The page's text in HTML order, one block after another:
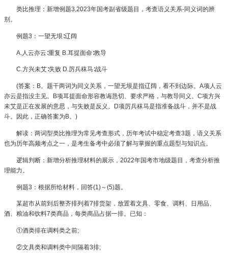
类比推理：新增例题3,2023年国考副省级题目，考查语义关系-同义词的辨
别。
例题3：一望无垠∶辽阔
A.人云亦云∶重复 B.耳提面命∶教导
C.方兴未艾∶失败 D.厉兵秣马∶战斗
(答案：B。题干两词为同义关系，一望无垠是指辽阔，看不到边际。A项人云
亦云是指没主见。B项耳提面命形容教诲恳切、要求严格，与教导同义。C项方兴
未艾是正在发展的意思，与失败是反义。D项厉兵秣马是指准备战斗，并不是战
斗。因此，正确答案为B。)
解读：两词型类比推理为常见考查形式，历年考试中稳定考查3题，语义关系
也为历年高频考点之一，是考生备考中必须了解与掌握的重点题型与知识点。
逻辑判断：新增分析推理材料的展示，2022年国考市地级题目，考查分析推
理能力。
例题3：根据所给材料，回答(1)～(5)题。
某超市从前到后整齐排列着7排货架，放置着文具、零食、调料、日用品、
酒、粮油和饮料7类商品，每类商品占据一排。已知：
①酒类排在调料类之前;
②文具类和调料类中间隔着3排;